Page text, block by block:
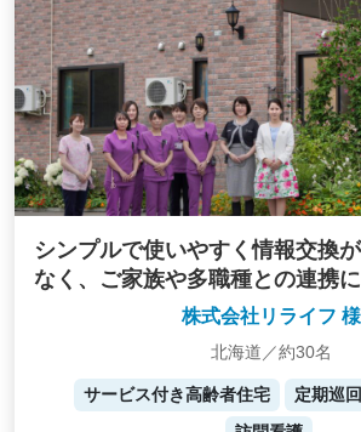
シンプルで使いやすく情報交換
なく、ご家族や多職種との連携
株式会社リライフ 様
北海道／約30名
サービス付き高齢者住宅 定期巡回